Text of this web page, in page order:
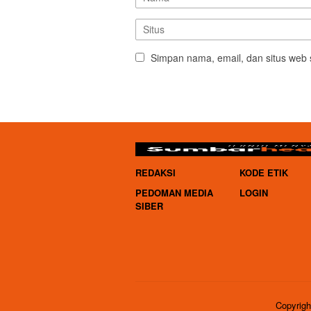
Simpan nama, email, dan situs
REDAKSI
KODE ETIK
PEDOMAN MEDIA
SIBER
LOGIN